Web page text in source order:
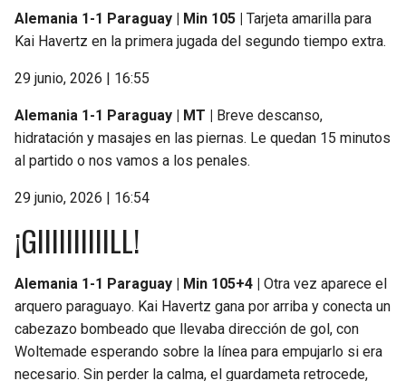
Alemania 1-1 Paraguay | Min 105 |
Tarjeta amarilla para
Kai Havertz en la primera jugada del segundo tiempo extra.
29 junio, 2026 | 16:55
Alemania 1-1 Paraguay | MT |
Breve descanso,
hidratación y masajes en las piernas. Le quedan 15 minutos
al partido o nos vamos a los penales.
29 junio, 2026 | 16:54
¡GIIIIIIIIIILL!
Alemania 1-1 Paraguay | Min 105+4 |
Otra vez aparece el
arquero paraguayo. Kai Havertz gana por arriba y conecta un
cabezazo bombeado que llevaba dirección de gol, con
Woltemade esperando sobre la línea para empujarlo si era
necesario. Sin perder la calma, el guardameta retrocede,